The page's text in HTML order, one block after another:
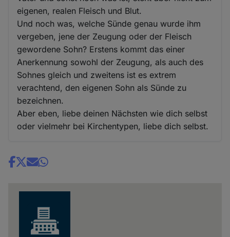
eigenen, realen Fleisch und Blut.
Und noch was, welche Sünde genau wurde ihm
vergeben, jene der Zeugung oder der Fleisch
gewordene Sohn? Erstens kommt das einer
Anerkennung sowohl der Zeugung, als auch des
Sohnes gleich und zweitens ist es extrem
verachtend, den eigenen Sohn als Sünde zu
bezeichnen.
Aber eben, liebe deinen Nächsten wie dich selbst
oder vielmehr bei Kirchentypen, liebe dich selbst.
Share